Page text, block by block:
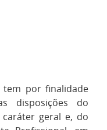
por finalidade
disposições do
caráter geral e, do